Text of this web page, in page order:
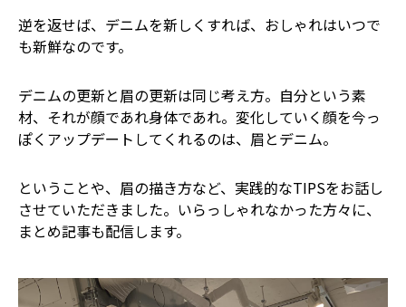
逆を返せば、デニムを新しくすれば、おしゃれはいつで
も新鮮なのです。
デニムの更新と眉の更新は同じ考え方。自分という素
材、それが顔であれ身体であれ。変化していく顔を今っ
ぽくアップデートしてくれるのは、眉とデニム。
ということや、眉の描き方など、実践的なTIPSをお話し
させていただきました。いらっしゃれなかった方々に、
まとめ記事も配信します。